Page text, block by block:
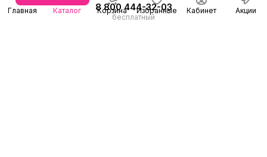
Главная Каталог Корзина Избранные Кабинет Акции
8 800 444-32-03
бесплатный